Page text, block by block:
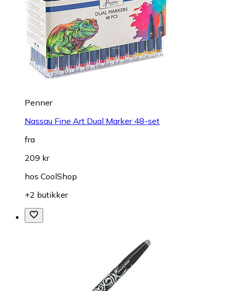
Penner
Nassau Fine Art Dual Marker 48-set
fra
209 kr
hos CoolShop
+2 butikker